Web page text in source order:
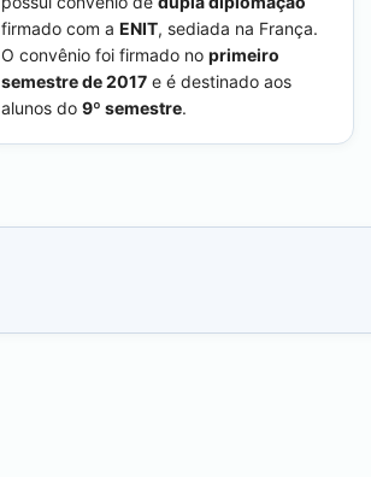
firmado com a ENIT, sediada na França.
O convênio foi firmado no primeiro
semestre de 2017e é destinado aos
alunos do 9º semestre.